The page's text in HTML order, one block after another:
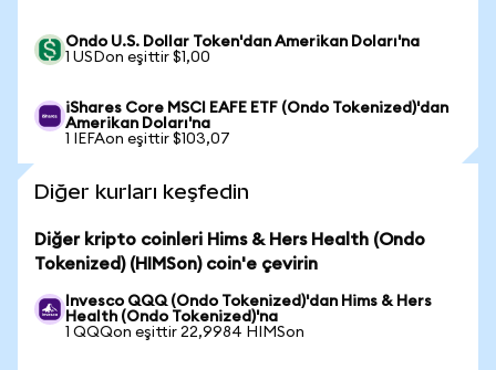
Ondo U.S. Dollar Token'dan Amerikan Doları'na
1 USDon eşittir $1,00
iShares Core MSCI EAFE ETF (Ondo Tokenized)'dan
Amerikan Doları'na
1 IEFAon eşittir $103,07
Diğer kurları keşfedin
Diğer kripto coinleri Hims & Hers Health (Ondo
Tokenized) (HIMSon) coin'e çevirin
Invesco QQQ (Ondo Tokenized)'dan Hims & Hers
Health (Ondo Tokenized)'na
1 QQQon eşittir 22,9984 HIMSon